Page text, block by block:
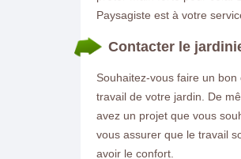
Paysagiste est à votre
Contacter le
Souhaitez-vous faire un
travail de votre jardin. De
avez un projet que vous
vous assurer que le travail
avoir le confort.